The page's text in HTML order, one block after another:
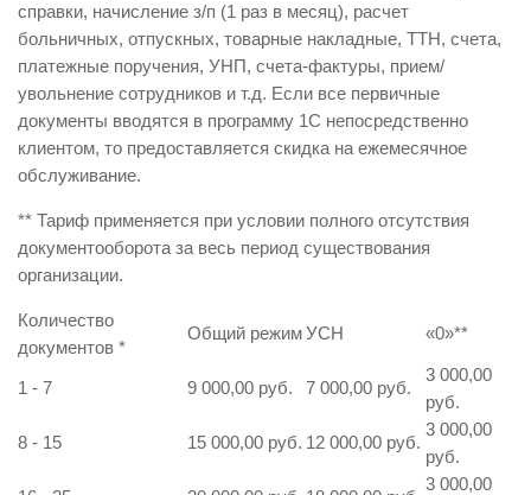
справки, начисление з/п (1 раз в месяц), расчет
больничных, отпускных, товарные накладные, ТТН, счета,
платежные поручения, УНП, счета-фактуры, прием/
увольнение сотрудников и т.д. Если все первичные
документы вводятся в программу 1С непосредственно
клиентом, то предоставляется скидка на ежемесячное
обслуживание.
** Тариф применяется при условии полного отсутствия
документооборота за весь период существования
организации.
Количество
документов *
Общий режимУСН «0»**
1 - 7 9 000,00 руб. 7 000,00 руб.
3 000,00
руб.
8 - 15
15 000,00 руб. 12 000,00 руб.
3 000,00
руб.
3 000,00